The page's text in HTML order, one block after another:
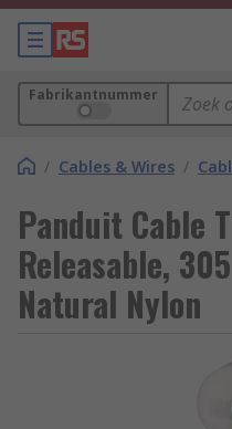
Fabrikantnummer
/ Cables & Wires /
Panduit Cable
Releasable,
Natural Nylon